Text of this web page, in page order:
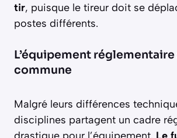
tir, puisque le tireur doit se
postes différents.
L’équipement réglementaire
commune
Malgré leurs différences
disciplines partagent un cadre